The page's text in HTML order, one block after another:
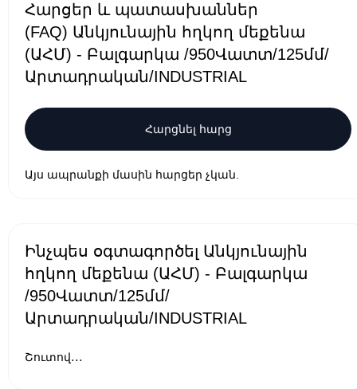
Հարցեր և պատասխաններ
(FAQ) Անկյունային հղկող մեքենա
(ԱՀՄ) - Բալգարկա /950Վատտ/125մմ/
Արտադրական/INDUSTRIAL
Հարցնել հարց
Այս ապրանքի մասին հարցեր չկան.
Ինչպես օգտագործել Անկյունային
հղկող մեքենա (ԱՀՄ) - Բալգարկա
/950Վատտ/125մմ/
Արտադրական/INDUSTRIAL
Շուտով․․․